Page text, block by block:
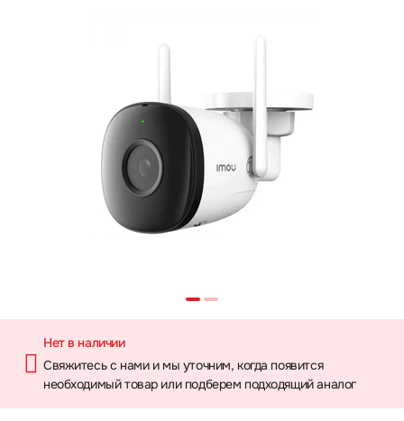
Нет в наличии
Свяжитесь с нами и мы уточним, когда появится
необходимый товар или подберем подходящий аналог